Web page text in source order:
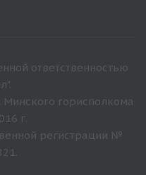
ответственностью
горисполкома
г.
регистрации №